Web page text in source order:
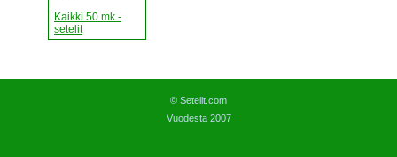
Kaikki 50 mk -
setelit
© Setelit.com
Vuodesta 2007